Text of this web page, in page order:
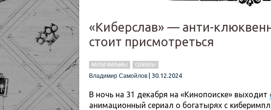
«Киберслав» — анти-
стоит присмотреться
МУЛЬТФИЛЬМЫ
СЕРИАЛЫ
Владимир Самойлов
30.12.2024
В ночь на 31 декабря на «Кинопоиске» выходит
анимационный сериал о богатырях с